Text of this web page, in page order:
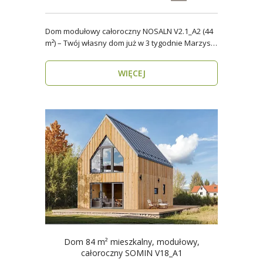
Dom modułowy całoroczny NOSALN V2.1_A2 (44
m²) – Twój własny dom już w 3 tygodnie Marzysz
WIĘCEJ
Dom 84 m² mieszkalny, modułowy,
całoroczny SOMIN V18_A1